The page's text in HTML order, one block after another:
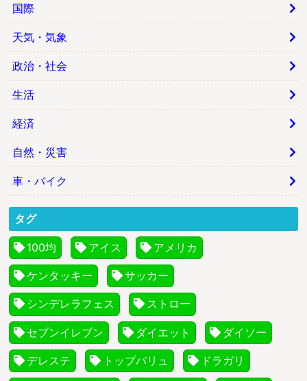
国際
天気・気象
政治・社会
生活
経済
自然・災害
車・バイク
タグ
100均 アイス アメリカ
ケンタッキー サッカー
シンデレラフェス ストロー
セブンイレブン ダイエット ダイソー
デレステ トップバリュ ドラガリ